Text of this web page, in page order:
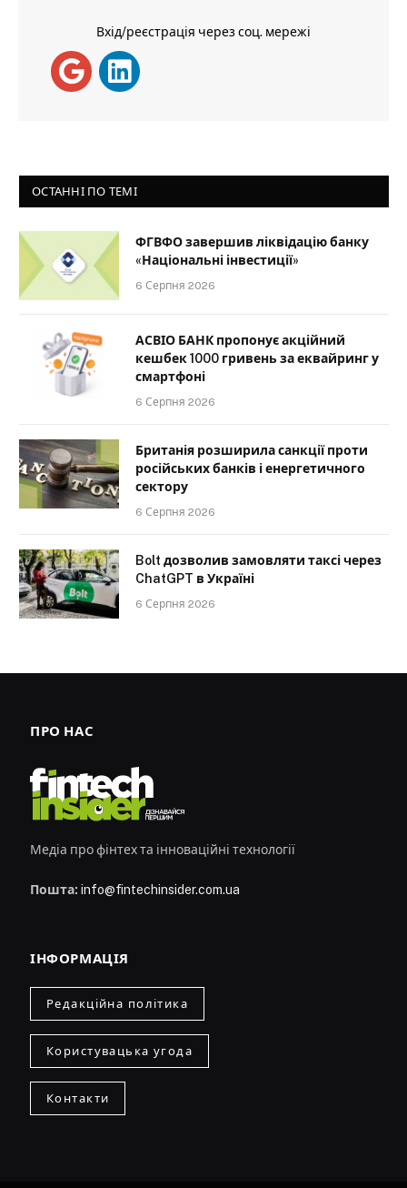
Вхід/реєстрація через соц. мережі
ОСТАННІ ПО ТЕМІ
ФГВФО завершив ліквідацію банку
«Національні інвестиції»
6 Серпня 2026
АСВІО БАНК пропонує акційний
кешбек 1000 гривень за еквайринг у
смартфоні
6 Серпня 2026
Британія розширила санкції проти
російських банків і енергетичного
сектору
6 Серпня 2026
Bolt дозволив замовляти таксі через
ChatGPT в Україні
6 Серпня 2026
ПРО НАС
Медіа про фінтех та інноваційні технології
Пошта: info@fintechinsider.com.ua
ІНФОРМАЦІЯ
Редакційна політика
Користувацька угода
Контакти